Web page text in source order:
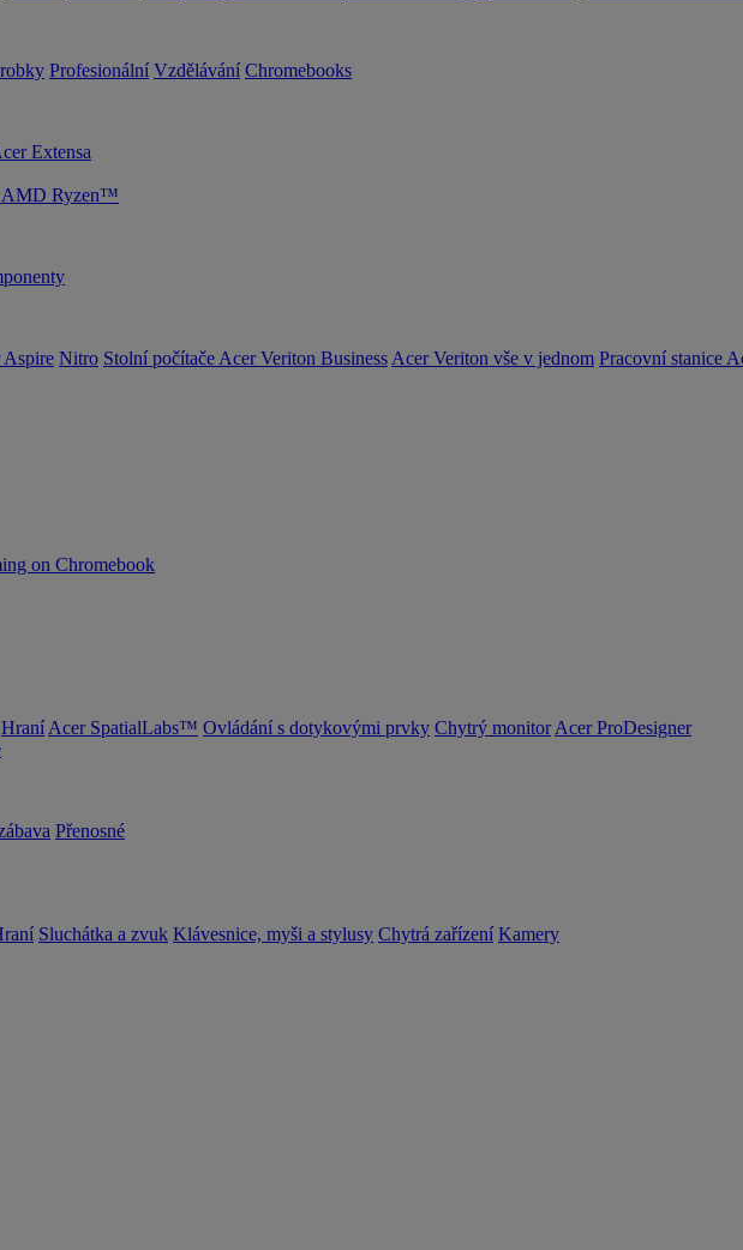
Profesionální Vzdělávání Chromebooks
Extensa
AMD Ryzen™
Aspire Nitro Stolní počítače Acer Veriton Business Acer Veriton vše v jednom Pracovní stanice
on Chromebook
Hraní Acer SpatialLabs™ Ovládání s dotykovými prvky Chytrý monitor Acer ProDesigner
Přenosné
Sluchátka a zvuk Klávesnice, myši a stylusy Chytrá zařízení Kamery